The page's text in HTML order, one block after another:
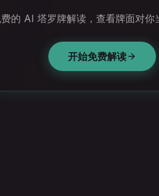
的 AI 塔罗牌解读，查看牌面对你
开始免费解读